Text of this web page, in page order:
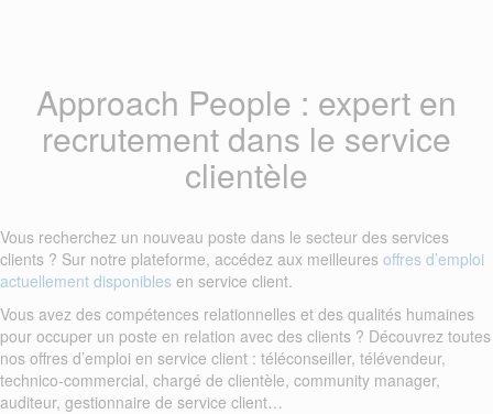
Approach People : expert en
recrutement dans le service
clientèle
Vous recherchez un nouveau poste dans le secteur des services
clients ? Sur notre plateforme, accédez aux meilleures offres d’emploi
actuellement disponibles en service client.
Vous avez des compétences relationnelles et des qualités humaines
pour occuper un poste en relation avec des clients ? Découvrez toutes
nos offres d’emploi en service client : téléconseiller, télévendeur,
technico-commercial, chargé de clientèle, community manager,
auditeur, gestionnaire de service client…